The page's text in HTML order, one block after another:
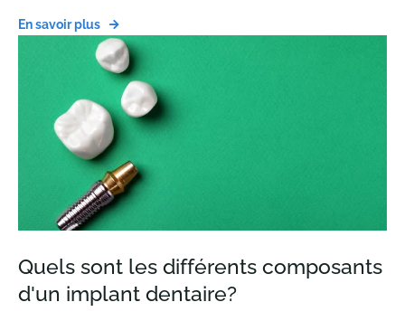
En savoir plus
Quels sont les différents composants
d'un implant dentaire?